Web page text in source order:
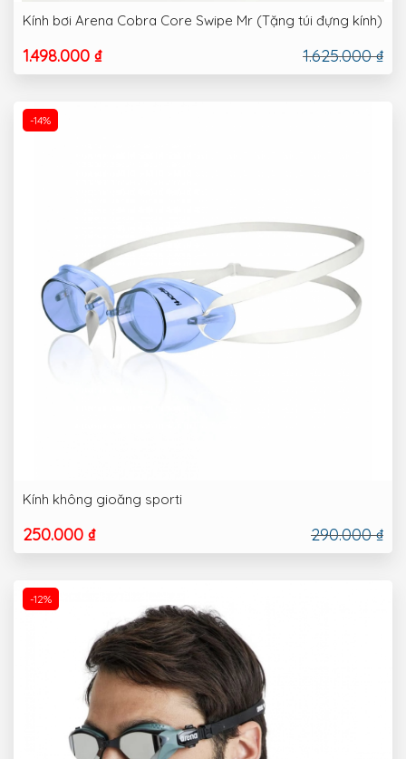
Kính bơi Arena Cobra Core Swipe Mr (Tặng túi đựng kính)
1.498.000 ₫ 1.625.000 ₫
-14%
Kính không gioăng sporti
250.000 ₫ 290.000 ₫
-12%